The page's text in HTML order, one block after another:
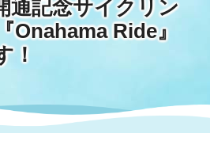
通記念サイクリン
Onahama Ride』
！